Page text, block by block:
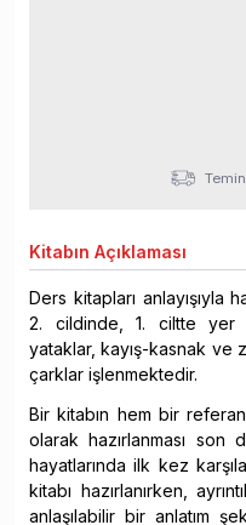
Kitabın Açıklaması
Ders kitapları anlayışıyla
2. cildinde, 1. ciltte yer
yataklar, kayış-kasnak ve
çarklar işlenmektedir.
Bir kitabın hem bir
olarak hazırlanması
hayatlarında ilk kez
kitabı hazırlanırken,
anlaşılabilir bir an­latım